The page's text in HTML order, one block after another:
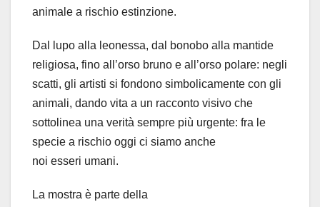
animale a rischio estinzione.
Dal lupo alla leonessa, dal bonobo alla mantide
religiosa, fino all’orso bruno e all’orso polare: negli
scatti, gli artisti si fondono simbolicamente con gli
animali, dando vita a un racconto visivo che
sottolinea una verità sempre più urgente: fra le
specie a rischio oggi ci siamo anche
noi esseri umani.
La mostra è parte della